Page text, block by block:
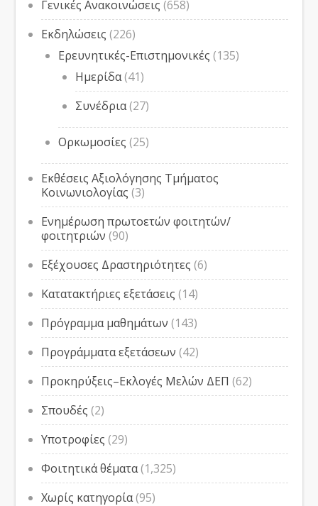
Γενικές Ανακοινώσεις (658)
Εκδηλώσεις (226)
Ερευνητικές-Επιστημονικές (135)
Ημερίδα(41)
Συνέδρια(27)
Ορκωμοσίες (25)
Εκθέσεις Αξιολόγησης Τμήματος
Κοινωνιολογίας (3)
Ενημέρωση πρωτοετών φοιτητών/
φοιτητριών (90)
Εξέχουσες Δραστηριότητες (6)
Κατατακτήριες εξετάσεις (14)
Πρόγραμμα μαθημάτων (143)
Προγράμματα εξετάσεων (42)
Προκηρύξεις–Εκλογές Μελών ΔΕΠ (62)
Σπουδές (2)
Υποτροφίες (29)
Φοιτητικά θέματα(1,325)
Χωρίς κατηγορία(95)